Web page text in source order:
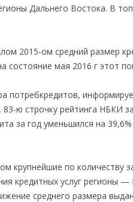
Дальнего Востока. В
2015-ом средний размер
состояние мая 2016 г этот
потребкредитов,
ю строчку рейтинга НБКИ
за год уменьшился на
крупнейшие по количеству
кредитных услуг регионы
среднего размера